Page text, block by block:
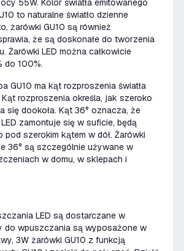
55W. Kolor światła emitowanego
to naturalne światło dzienne
żarówki GU10 są również
że są doskonałe do tworzenia
Żarówki LED można całkowicie
do 100%.
GU10 ma kąt rozproszenia światła
rozproszenia określa, jak szeroko
się dookoła. Kąt 36° oznacza, że
zamontuje się w suficie, będą
pod szerokim kątem w dół. Żarówki
36° są szczególnie używane w
w domu, w sklepach i
LED są dostarczane w
do wpuszczania są wyposażone w
3W żarówki GU10 z funkcją